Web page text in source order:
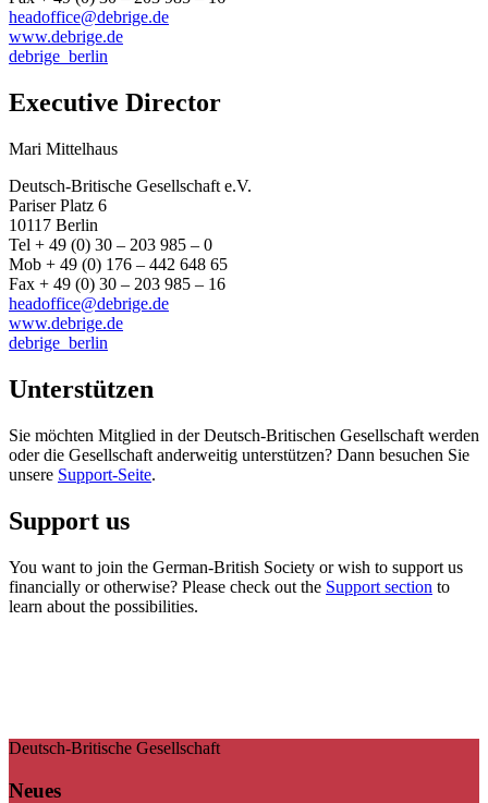
headoffice@debrige.de
www.debrige.de
debrige_berlin
Executive Director
Mari Mittelhaus
Deutsch-Britische Gesellschaft e.V.
Pariser Platz 6
10117 Berlin
Tel + 49 (0) 30 – 203 985 – 0
Mob + 49 (0) 176 – 442 648 65
Fax + 49 (0) 30 – 203 985 – 16
headoffice@debrige.de
www.debrige.de
debrige_berlin
Unterstützen
Sie möchten Mitglied in der Deutsch-Britischen Gesellschaft werden
oder die Gesellschaft anderweitig unterstützen? Dann besuchen Sie
unsere Support-Seite.
Support us
You want to join the German-British Society or wish to support us
financially or otherwise? Please check out the Support section to
learn about the possibilities.
Deutsch-Britische Gesellschaft
Neues